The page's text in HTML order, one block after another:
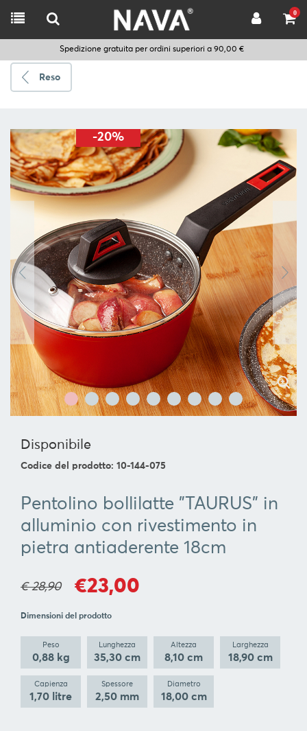
Spedire
Scegli
lingua
CUCINARE
UTENSILI
DA
CUCINA
SERVIRE
ORGANIZZAZIONE
DELLA
CUCINA
FOOD
&
CONTAINERS
BARBECUE
FOR
CHILDREN
COLLEZIONI
BLOG
AZIENDA
CONTATTACI
0
Spedizione gratuita per ordini superiori a 90,00 €
Reso
-20%
Disponibile
Codice del prodotto: 10-144-075
Pentolino bollilatte "TAURUS" in
alluminio con rivestimento in
pietra antiaderente 18cm
€ 28,90 €23,00
Dimensioni del prodotto
Peso
0,88 kg
Lunghezza
35,30 cm
Altezza
8,10 cm
Larghezza
18,90 cm
Capienza
1,70 litre
Spessore
2,50 mm
Diametro
18,00 cm